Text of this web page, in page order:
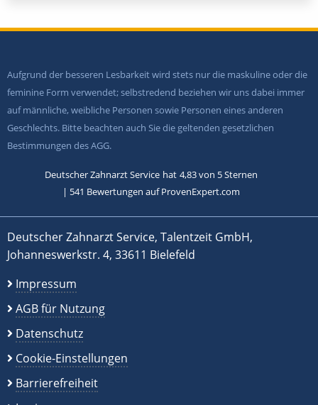
Aufgrund der besseren Lesbarkeit wird stets nur die maskuline oder die
feminine Form verwendet; selbstredend beziehen wir uns dabei immer
auf männliche, weibliche Personen sowie Personen eines anderen
Geschlechts. Bitte beachten auch Sie die geltenden gesetzlichen
Bestimmungen des AGG.
Deutscher Zahnarzt Service hat 4,83von 5Sternen
| 541 Bewertungen auf ProvenExpert.com
Deutscher Zahnarzt Service, Talentzeit GmbH,
Johanneswerkstr. 4, 33611 Bielefeld
Impressum
AGB für Nutzung
Datenschutz
Cookie-Einstellungen
Barrierefreiheit